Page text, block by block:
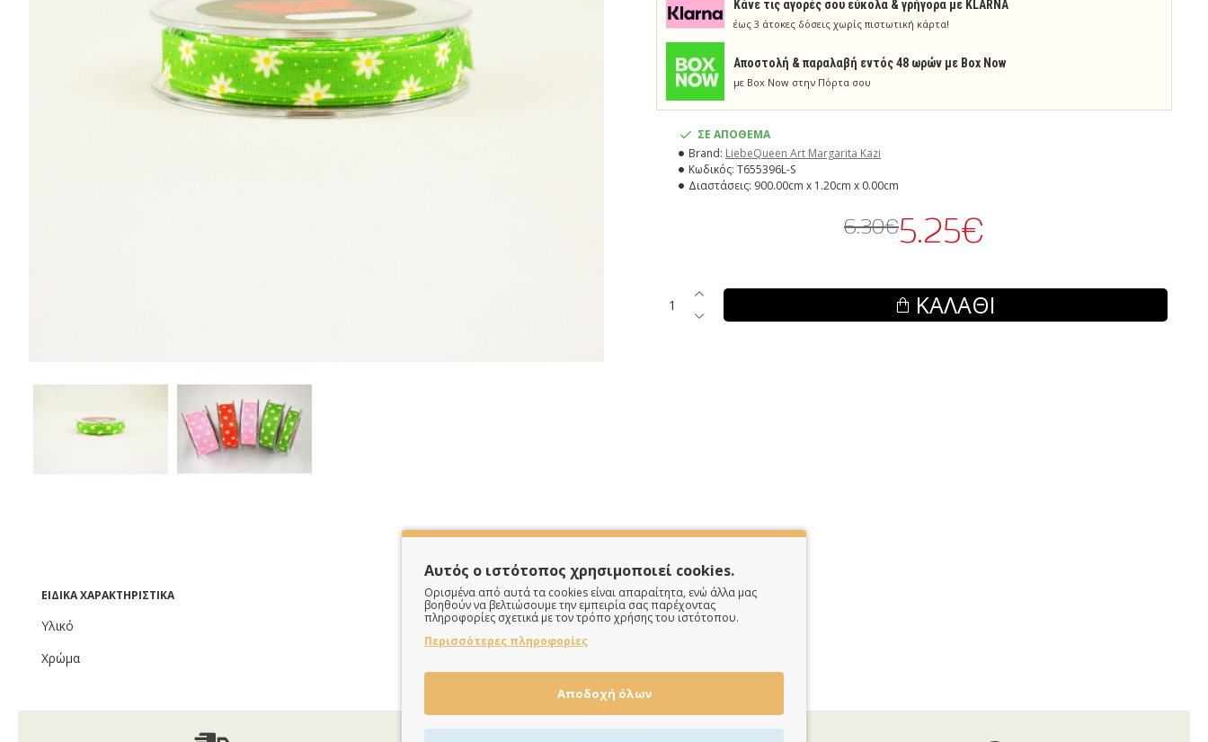
Κάνε τις αγορές σου εύκολα & γρήγορα με KLARNA
έως 3 άτοκες δόσεις χωρίς πιστωτική κάρτα!
Aποστολή & παραλαβή εντός 48 ωρών με Box Now
με Box Now στην Πόρτα σου
ΣΕ ΑΠΟΘΕΜΑ
Brand: LiebeQueen Art Margarita Kazi
Κωδικός: T655396L-S
Διαστάσεις: 900.00cm x 1.20cm x 0.00cm
5.25€
6.30€
ΚΑΛΆΘΙ
ΕΙΔΙΚΆ ΧΑΡΑΚΤΗΡΙΣΤΙΚΆ
Υλικό
Πολυεστερικό
Χρώμα
Αυτός ο ιστότοπος χρησιμοποιεί cookies.
Ορισμένα από αυτά τα cookies είναι απαραίτητα, ενώ άλλα μας
βοηθούν να βελτιώσουμε την εμπειρία σας παρέχοντας
πληροφορίες σχετικά με τον τρόπο χρήσης του ιστότοπου.
Περισσότερες πληροφορίες
Αποδοχή όλων